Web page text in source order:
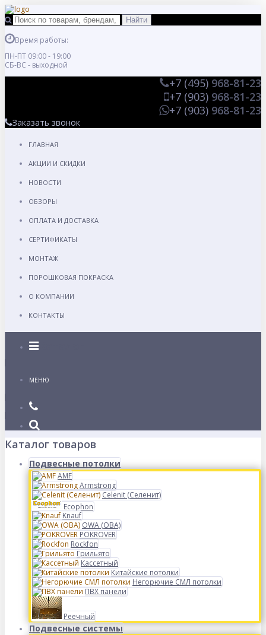
Время работы:
ПН-ПТ 09:00 - 19:00
СБ-ВС - выходной
+7 (495) 968-81-23
+7 (903) 968-81-23
+7 (903) 968-81-23
Заказать звонок
ГЛАВНАЯ
АКЦИИ И СКИДКИ
НОВОСТИ
ОБЗОРЫ
ОПЛАТА И ДОСТАВКА
СЕРТИФИКАТЫ
МОНТАЖ
ПОРОШКОВАЯ ПОКРАСКА
О КОМПАНИИ
КОНТАКТЫ
Каталог
МЕНЮ
Каталог товаров
Подвесные потолки
AMF
Armstrong
Celenit (Селенит)
Ecophon
Knauf
OWA (ОВА)
POKROVER
Rockfon
Грильято
Кассетный
Китайские потолки
Негорючие СМЛ потолки
ПВХ панели
Реечный
Подвесные системы